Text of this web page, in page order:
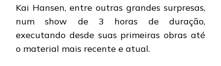
Kai Hansen, entre outras grandes surpresas,
num show de 3 horas de duração,
executando desde suas primeiras obras até
o material mais recente e atual.